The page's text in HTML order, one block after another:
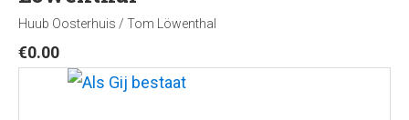
Huub Oosterhuis / Tom Löwenthal
€0.00